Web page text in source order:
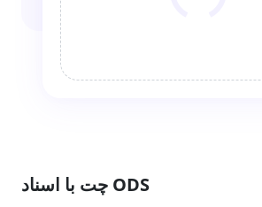
چت با اسناد ODS